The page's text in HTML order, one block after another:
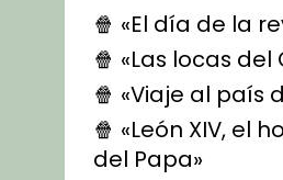
🍿 «El día de la
🍿 «Las locas del
🍿 «Viaje al país
🍿 «León XIV, el
del Papa»